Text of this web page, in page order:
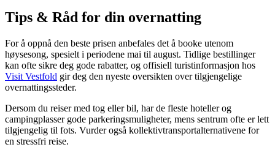
Tips & Råd for din overnatting
For å oppnå den beste prisen anbefales det å booke utenom
høysesong, spesielt i periodene mai til august. Tidlige bestillinger
kan ofte sikre deg gode rabatter, og offisiell turistinformasjon hos
Visit Vestfold gir deg den nyeste oversikten over tilgjengelige
overnattingssteder.
Dersom du reiser med tog eller bil, har de fleste hoteller og
campingplasser gode parkeringsmuligheter, mens sentrum ofte er lett
tilgjengelig til fots. Vurder også kollektivtransportalternativene for
en stressfri reise.